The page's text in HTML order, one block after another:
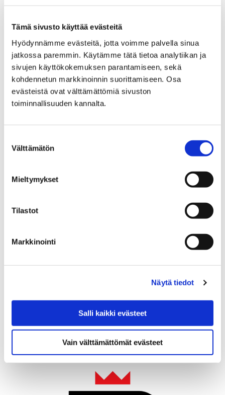
Tämä sivusto käyttää evästeitä
Hyödynnämme evästeitä, jotta voimme palvella sinua
jatkossa paremmin. Käytämme tätä tietoa analytiikan ja
sivujen käyttökokemuksen parantamiseen, sekä
kohdennetun markkinoinnin suorittamiseen. Osa
evästeistä ovat välttämättömiä sivuston
toiminnallisuuden kannalta.
valinta
Välttämätön
Mieltymykset
Tilastot
Markkinointi
Näytä tiedot
Salli kaikki evästeet
Vain välttämättömät evästeet
syksyllä 2023 se palvelee yli 600 koululaisen lisäksi
Asukastilaisuuksien anti korvaamatonta
Pori2030-valmistelussa
7 maaliskuun, 2022
asukkaita. Jokaisella kaupungin palvelualueella